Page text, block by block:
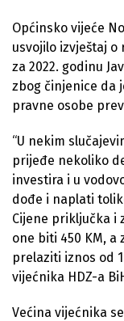
Općinsko vijeće
usvojilo izvještaj o
za 2022. godinu
zbog činjenice da
pravne osobe
“U nekim
prijeđe nekoliko
investira i u
dođe i naplati
Cijene priključka i
one biti 450 KM,
prelaziti iznos od
vijećnika HDZ-a
Većina vijećnika